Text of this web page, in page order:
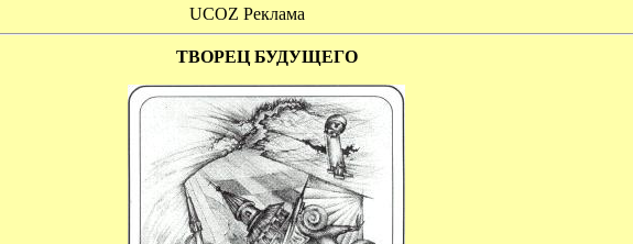
UCOZ Реклама
ТВОРЕЦ БУДУЩЕГО